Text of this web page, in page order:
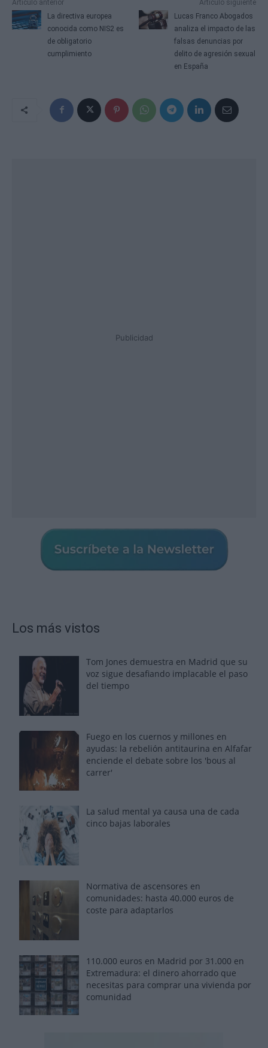
Artículo anterior
La directiva europea
conocida como NIS2 es
de obligatorio
cumplimiento
Artículo siguiente
Lucas Franco Abogados
analiza el impacto de las
falsas denuncias por
delito de agresión sexual
en España
Publicidad
Los más vistos
Tom Jones demuestra en Madrid que su
voz sigue desafiando implacable el paso
del tiempo
Fuego en los cuernos y millones en
ayudas: la rebelión antitaurina en Alfafar
enciende el debate sobre los 'bous al
carrer'
La salud mental ya causa una de cada
cinco bajas laborales
Normativa de ascensores en
comunidades: hasta 40.000 euros de
coste para adaptarlos
110.000 euros en Madrid por 31.000 en
Extremadura: el dinero ahorrado que
necesitas para comprar una vivienda por
comunidad